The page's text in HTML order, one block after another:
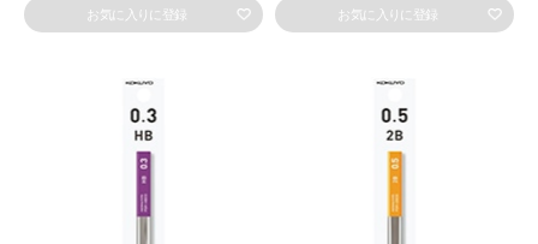
お気に入りに登録 お気に入りに登録